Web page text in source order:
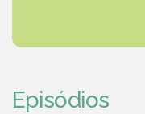
Episódios